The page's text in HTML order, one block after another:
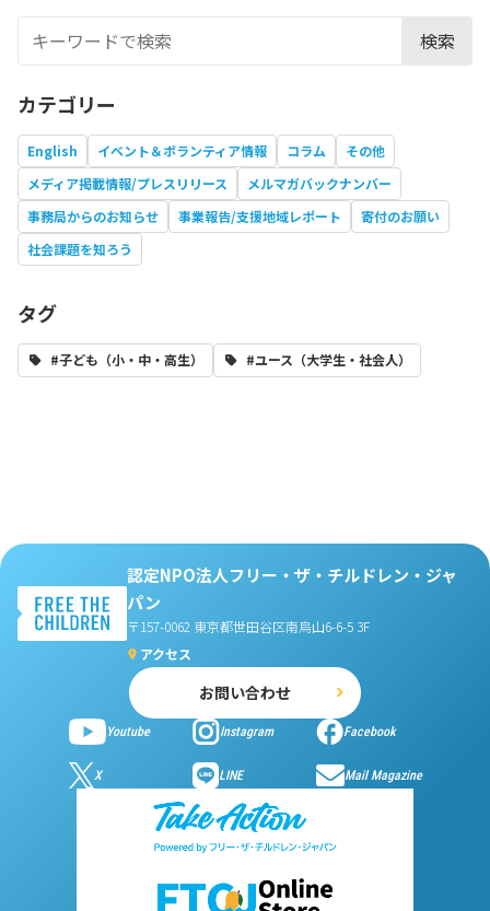
検索
カテゴリー
English イベント＆ボランティア情報 コラム
その他
メディア掲載情報/プレスリリース
メルマガバックナンバー
事務局からのお知らせ
事業報告/支援地域レポート
寄付のお願い
社会課題を知ろう
タグ
#子ども（小・中・高生） #ユース（大学生・社会人）
認定NPO法人フリー・ザ・チルドレン・ジャ
パン
〒157-0062 東京都世田谷区南烏山6-6-5 3F
アクセス
お問い合わせ
Youtube Instagram Facebook
X LINE Mail Magazine